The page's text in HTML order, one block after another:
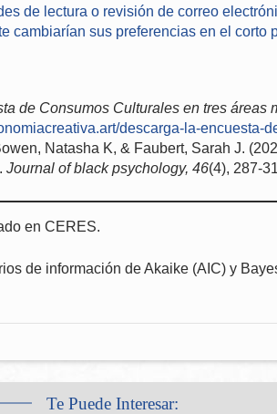
de lectura o revisión de correo
cambiarían sus preferencias en el corto
de Consumos Culturales en tres áreas
descarga-la-encuesta-
Natasha K, & Faubert, Sarah J.
Journal of black psychology, 46(4), 287-
en CERES.
de información de Akaike (AIC) y
Te Puede Interesar: